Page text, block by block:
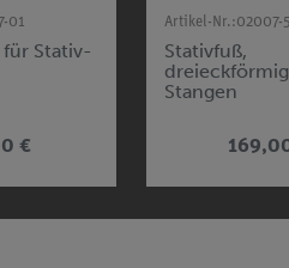
01
Stativ-
€
Artikel-Nr.:02007-
Stativfuß,
Stangen